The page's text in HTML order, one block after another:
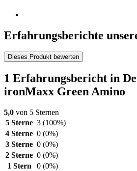
Erfahrungsberichte
Dieses Produkt bewerten
1 Erfahrungsbericht in
ironMaxx Green Amino
5,0 von 5 Sternen
5 Sterne 3 (100%)
4 Sterne 0 (0%)
3 Sterne 0 (0%)
2 Sterne 0 (0%)
1 Stern
0 (0%)